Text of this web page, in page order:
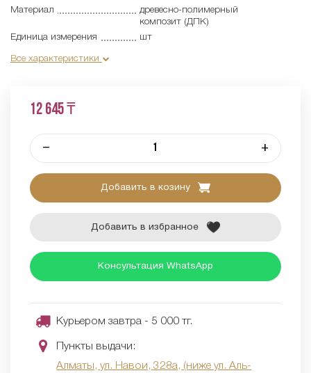
Материал
древесно-полимерный
композит (ДПК)
Единица измерения
шт
Все характеристики
12 645 ₸
– +
Добавить в козину
Добавить в избранное
Консультация WhatsApp
Курьером завтра - 5 000 тг.
Пункты выдачи:
Алматы, ул. Навои, 328а, (ниже ул. Аль-